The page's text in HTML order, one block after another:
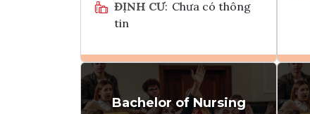
ĐỊNH CƯ: Chưa có thông
tin
Ghi danh
Bachelor of Nursing